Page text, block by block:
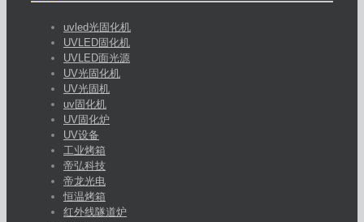
uvled光固化机
UVLED固化机
UVLED面光源
UV光固化机
UV光固机
uv固化机
UV固化炉
UV设备
工业烤箱
帝弘科技
帝龙光电
恒温烤箱
红外线隧道炉